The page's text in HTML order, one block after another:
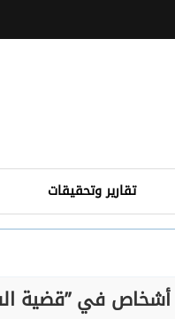
تقارير وتحقيقات